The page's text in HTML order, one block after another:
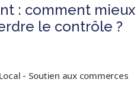
: comment mieux
le contrôle ?
- Soutien aux commerces